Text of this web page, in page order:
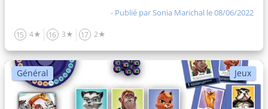
- Publié parSonia Marichal le 08/06/2022
15 4★ 16 3★ 17 2★
Général Jeux